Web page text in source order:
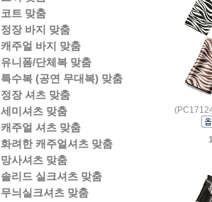
코트 맞춤
정장 바지 맞춤
캐주얼 바지 맞춤
유니폼/단체복 맞춤
특수복 (공연 무대복) 맞춤
정장 셔츠 맞춤
세미셔츠 맞춤
캐주얼 셔츠 맞춤
화려한 캐주얼셔츠 맞춤
망사셔츠 맞춤
솔리드 실크셔츠 맞춤
무늬실크셔츠 맞춤